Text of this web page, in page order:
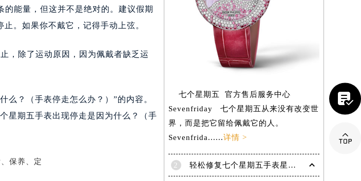
前预约）
提前预约）
预约）
前预约）
前预约）
约）
预约）
尔多斯大厦）23层2326室（需提前预约）
能量，但这并不是绝对的。建议假期
。如果你不戴它，记得手动上弦。
，除了运动原因，因为佩戴者缺乏运
么？（手表停走怎么办？）”的内容。
星期五手表出现停走是因为什么？（手
七个星期五 官方售后服务中心
Sevenfriday 七个星期五从来没有改变世
界，而是把它留给佩戴它的人。
Sevenfrida......详情 >
2 轻松修复七个星期五手表星期框破损问题

